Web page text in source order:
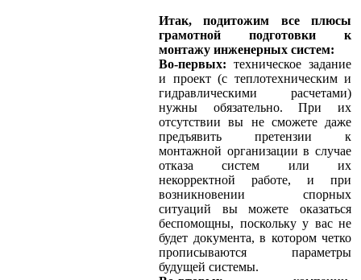
Итак, подитожим все плюсы
грамотной подготовки к
монтажу инженерных систем:
Во-первых: техническое задание
и проект (с теплотехническим и
гидравлическими расчетами)
нужны обязательно. При их
отсутствии вы не сможете даже
предъявить претензии к
монтажной организации в случае
отказа систем или их
некорректной работе, и при
возникновении спорных
ситуаций вы можете оказаться
беспомощны, поскольку у вас не
будет документа, в котором четко
прописываются параметры
будущей системы.